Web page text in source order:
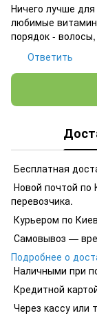
Ничего лучше
любимые
порядок -
Ответить
Бесплатная
Новой почтой
перевозчика.
Курьером по
Самовывоз —
Подробнее о
Наличными при
Кредитной
​​​​Через кассу или